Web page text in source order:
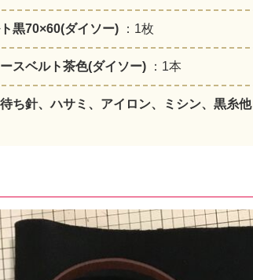
黒70×60(ダイソー) ：1枚
スベルト茶色(ダイソー) ：1本
ち針、ハサミ、アイロン、ミシン、黒糸他